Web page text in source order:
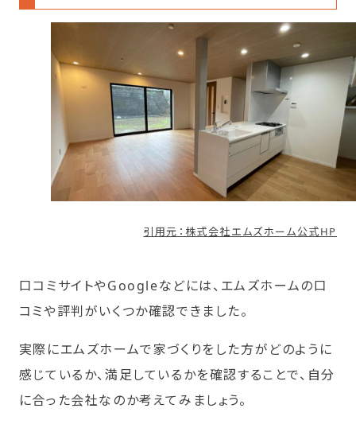
引用元：株式会社エムズホーム公式HP
口コミサイトやGoogleなどには、エムズホームの口
コミや評判がいくつか確認できました。
実際にエムズホームで家づくりをした方がどのように
感じているか、満足しているかを確認することで、自分
に合った会社なのか考えてみましょう。